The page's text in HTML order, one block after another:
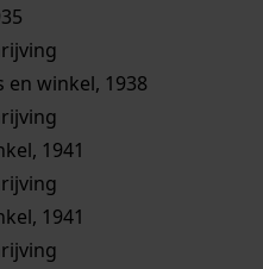
winkel, 1938
1941
1941